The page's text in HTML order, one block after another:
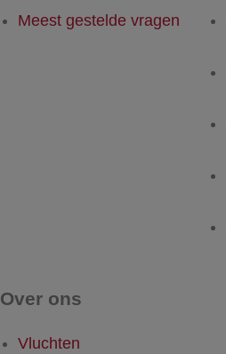
Meest gestelde vragen
Over ons
Vluchten